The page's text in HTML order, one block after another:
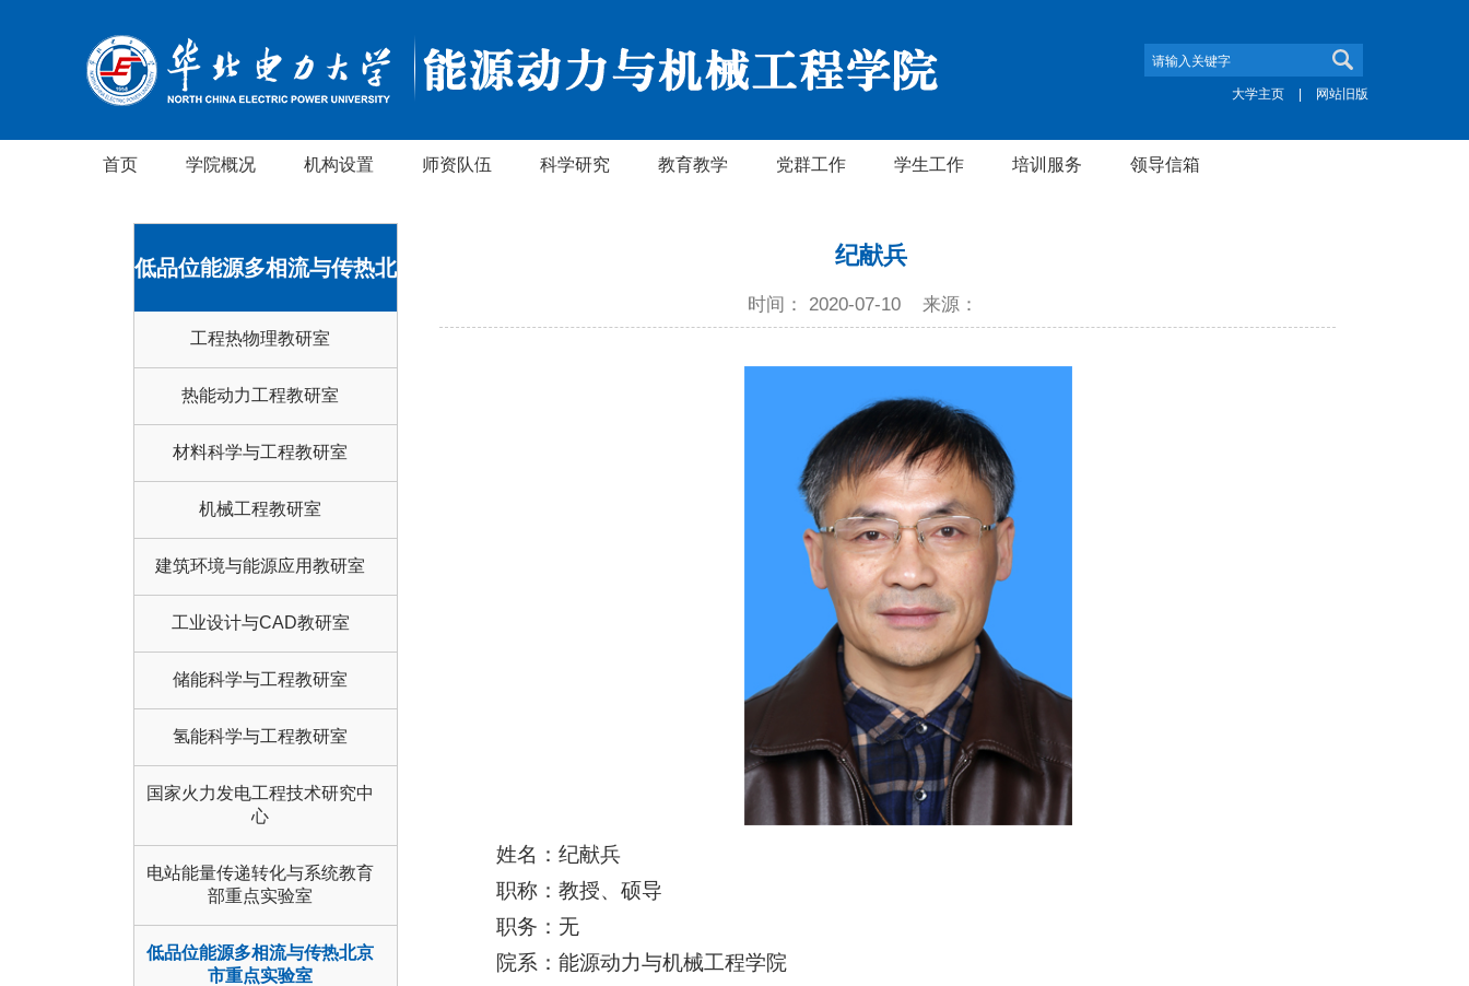
大学主页 网站旧版
首页 学院概况 机构设置 师资队伍 科学研究 教育教学 党群工作 学生工作 培训服务 领导信箱
低品位能源多相流与传热北
京市重点实验室
工程热物理教研室
热能动力工程教研室
材料科学与工程教研室
机械工程教研室
建筑环境与能源应用教研室
工业设计与CAD教研室
储能科学与工程教研室
氢能科学与工程教研室
国家火力发电工程技术研究中
心
电站能量传递转化与系统教育
部重点实验室
低品位能源多相流与传热北京
市重点实验室
纪献兵
时间： 2020-07-10 来源：
姓名：纪献兵
职称：教授、硕导
职务：无
院系：能源动力与机械工程学院